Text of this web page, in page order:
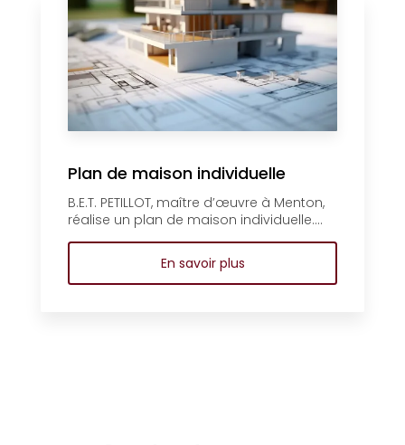
Plan de maison individuelle
B.E.T. PETILLOT, maître d’œuvre à Menton,
réalise un plan de maison individuelle....
En savoir plus